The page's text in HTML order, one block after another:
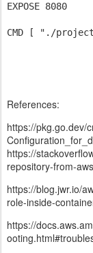
EXPOSE 8080
CMD [ "./
References:
https://pkg.go.dev/
https://
repository-from-
https://blog.jwr.io/
role-inside-
https://